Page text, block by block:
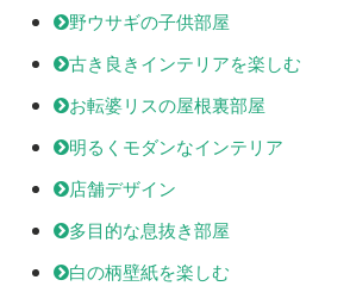
野ウサギの子供部屋
古き良きインテリアを楽しむ
お転婆リスの屋根裏部屋
明るくモダンなインテリア
店舗デザイン
多目的な息抜き部屋
白の柄壁紙を楽しむ